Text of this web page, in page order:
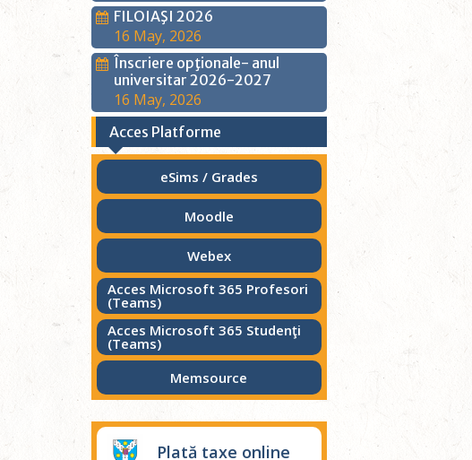
FILOIAŞI 2026
16 May, 2026
Înscriere opţionale- anul
universitar 2026-2027
16 May, 2026
Acces Platforme
eSims / Grades
Moodle
Webex
Acces Microsoft 365 Profesori
(Teams)
Acces Microsoft 365 Studenţi
(Teams)
Memsource
Plată taxe online